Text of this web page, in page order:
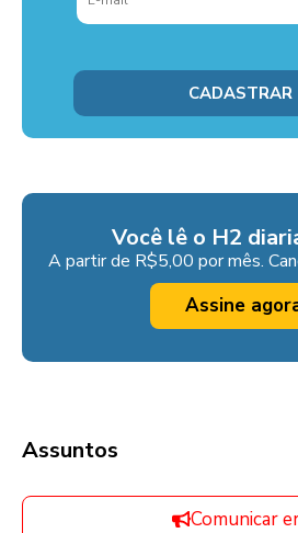
Você lê o H2
A partir de R$5,00 por mês.
Assine
Assuntos
Comunicar